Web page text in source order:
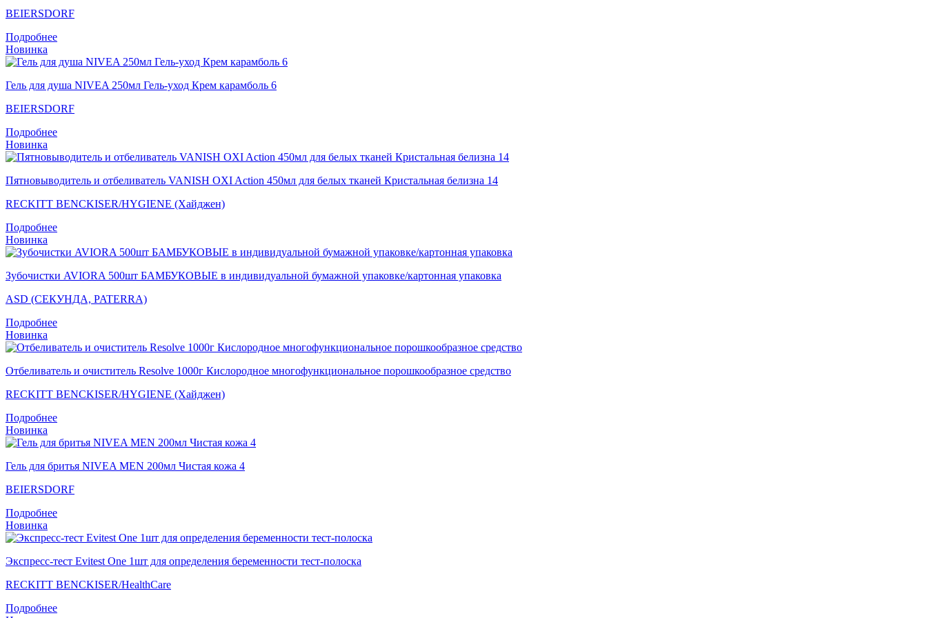
BEIERSDORF
Подробнее
Новинка
Гель для душа NIVEA 250мл Гель-уход Крем карамболь 6
BEIERSDORF
Подробнее
Новинка
Пятновыводитель и отбеливатель VANISH OXI Action 450мл для белых тканей Кристальная белизна 14
RECKITT BENCKISER/HYGIENE (Хайджен)
Подробнее
Новинка
Зубочистки AVIORA 500шт БАМБУКОВЫЕ в индивидуальной бумажной упаковке/картонная упаковка
ASD (СЕКУНДА, PATERRA)
Подробнее
Новинка
Отбеливатель и очиститель Resolve 1000г Кислородное многофункциональное порошкообразное средство
RECKITT BENCKISER/HYGIENE (Хайджен)
Подробнее
Новинка
Гель для бритья NIVEA MEN 200мл Чистая кожа 4
BEIERSDORF
Подробнее
Новинка
Экспресс-тест Evitest One 1шт для определения беременности тест-полоска
RECKITT BENCKISER/НealthСare
Подробнее